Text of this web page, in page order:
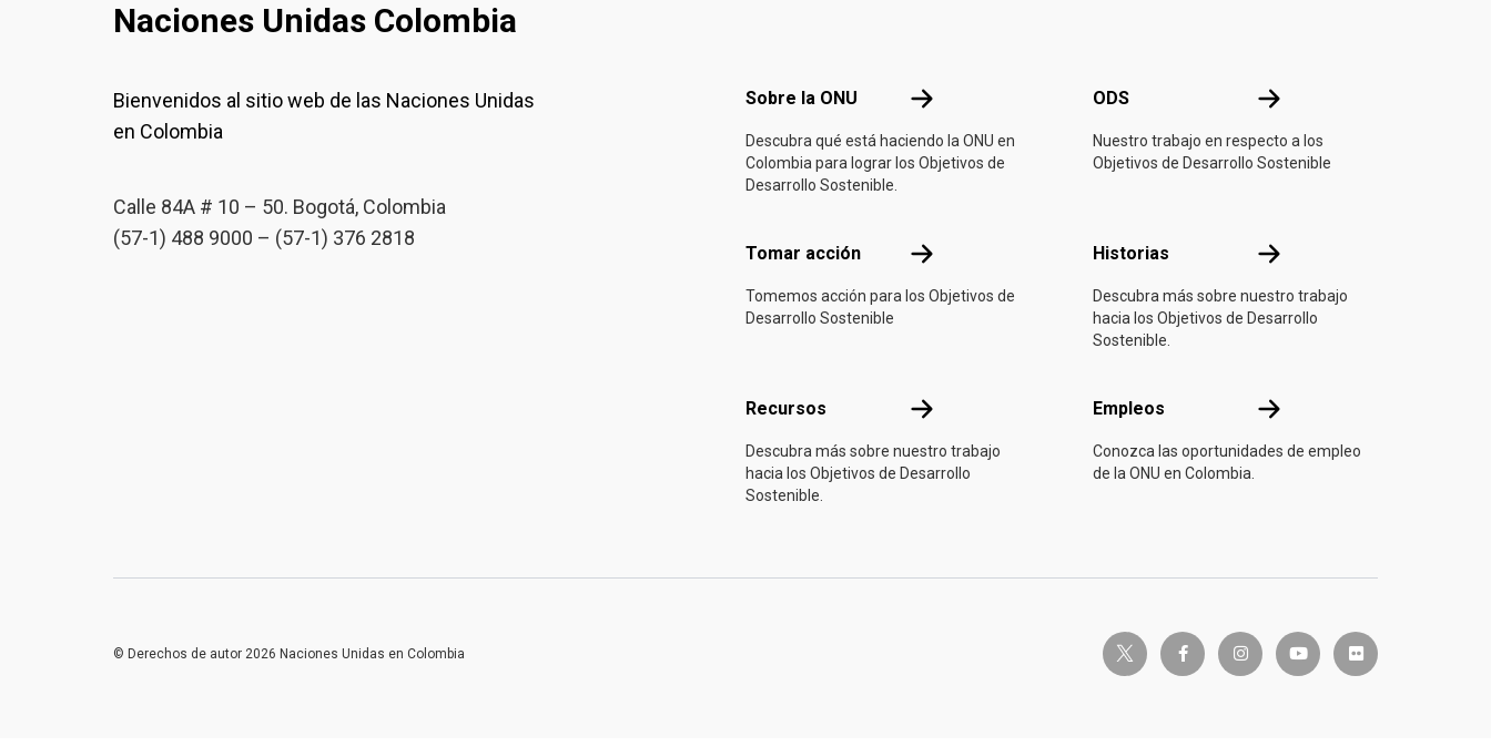
Naciones Unidas Colombia
Bienvenidos al sitio web de las Naciones Unidas
en Colombia
Calle 84A # 10 – 50. Bogotá, Colombia
(57-1) 488 9000 – (57-1) 376 2818
Sobre la ONU Sobre la ONU
Descubra qué está haciendo la ONU en
Colombia para lograr los Objetivos de
Desarrollo Sostenible.
ODS ODS
Nuestro trabajo en respecto a los
Objetivos de Desarrollo Sostenible
Tomar acción Tomar acción
Tomemos acción para los Objetivos de
Desarrollo Sostenible
Historias Historias
Descubra más sobre nuestro trabajo
hacia los Objetivos de Desarrollo
Sostenible.
Recursos Recursos
Descubra más sobre nuestro trabajo
hacia los Objetivos de Desarrollo
Sostenible.
Empleos Empleos
Conozca las oportunidades de empleo
de la ONU en Colombia.
twitter-x facebook-finstagramyoutube flickr
© Derechos de autor 2026 Naciones Unidas en Colombia